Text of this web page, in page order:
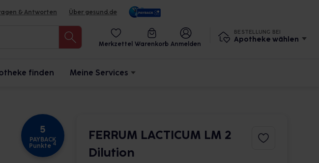
& Antworten Über gesund.de
Merkzettel Warenkorb Anmelden
BESTELLUNG BEI
Apotheke wählen
finden Meine Services
5
PAYBACK
Punkte 4
FERRUM LACTICUM LM 2
Dilution